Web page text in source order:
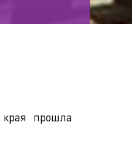
края прошла